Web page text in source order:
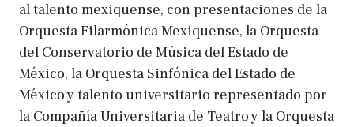
al talento mexiquense, con presentaciones de la
Orquesta Filarmónica Mexiquense, la Orquesta
del Conservatorio de Música del Estado de
México, la Orquesta Sinfónica del Estado de
México y talento universitario representado por
la Compañía Universitaria de Teatro y la Orquesta